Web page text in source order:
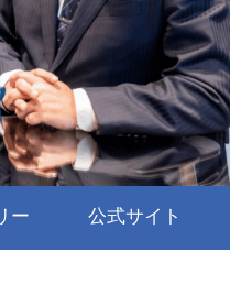
ー 公式サイト